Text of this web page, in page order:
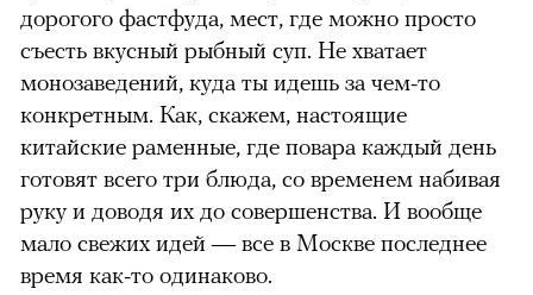
дорогого фастфуда, мест, где можно просто
съесть вкусный рыбный суп. Не хватает
монозаведений, куда ты идешь за чем-то
конкретным. Как, скажем, настоящие
китайские раменные, где повара каждый день
готовят всего три блюда, со временем набивая
руку и доводя их до совершенства. И вообще
мало свежих идей — все в Москве последнее
время как-то одинаково.